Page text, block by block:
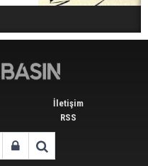
İletişim
RSS